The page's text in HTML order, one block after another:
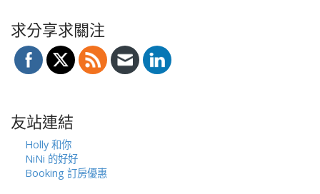
求分享求關注
友站連結
Holly 和你
NiNi 的好好
Booking 訂房優惠